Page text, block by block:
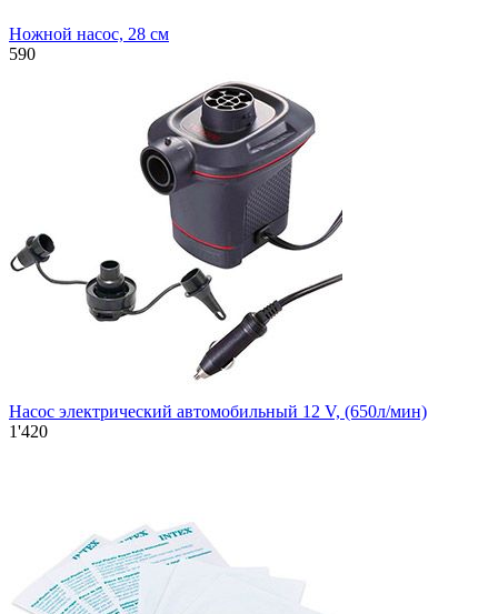
Ножной насос, 28 см
590
Насос электрический автомобильный 12 V, (650л/мин)
1'420